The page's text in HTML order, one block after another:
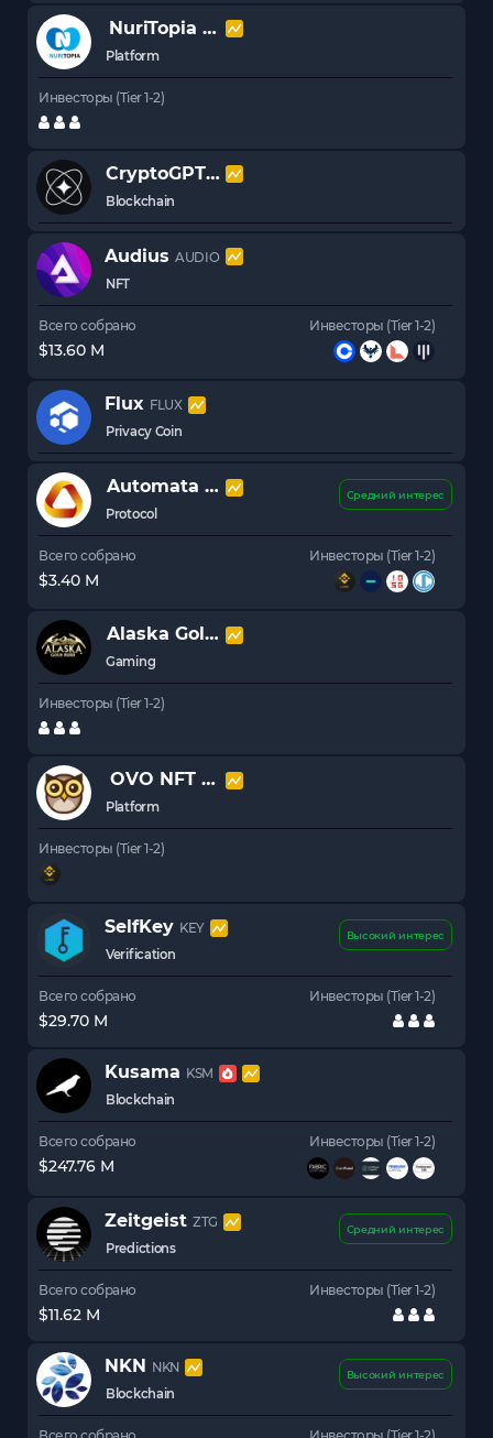
NuriTopia NBLU
Platform
Инвесторы (Tier 1-2)
CryptoGPTGPT
Blockchain
Audius AUDIO
NFT
Всего собрано
$13.60 M
Инвесторы (Tier 1-2)
Flux FLUX
Privacy Coin
Automata ATA
Protocol
Средний интерес
Всего собрано
$3.40 M
Инвесторы (Tier 1-2)
Alaska Gold Rush
Gaming
Инвесторы (Tier 1-2)
OVO NFT Platform
Platform
Инвесторы (Tier 1-2)
SelfKey KEY
Verification
Высокий интерес
Всего собрано
$29.70 M
Инвесторы (Tier 1-2)
Kusama KSM
Blockchain
Всего собрано
$247.76 M
Инвесторы (Tier 1-2)
Zeitgeist ZTG
Predictions
Средний интерес
Всего собрано
$11.62 M
Инвесторы (Tier 1-2)
NKN NKN
Blockchain
Высокий интерес